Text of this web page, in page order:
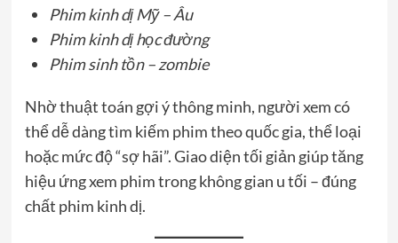
Phim kinh dị Mỹ – Âu
Phim kinh dị học đường
Phim sinh tồn – zombie
Nhờ thuật toán gợi ý thông minh, người xem có
thể dễ dàng tìm kiếm phim theo quốc gia, thể loại
hoặc mức độ “sợ hãi”. Giao diện tối giản giúp tăng
hiệu ứng xem phim trong không gian u tối – đúng
chất phim kinh dị.